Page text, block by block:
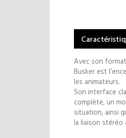
Avec son
Busker est
les animateurs.
Son interface
complète, un
situation, ainsi
la liaison stéréo